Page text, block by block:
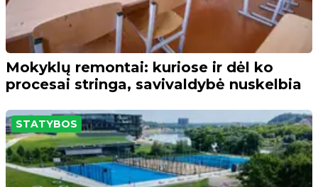
Mokyklų remontai: kuriose ir dėl ko
procesai stringa, savivaldybė nuskelbia
STATYBOS